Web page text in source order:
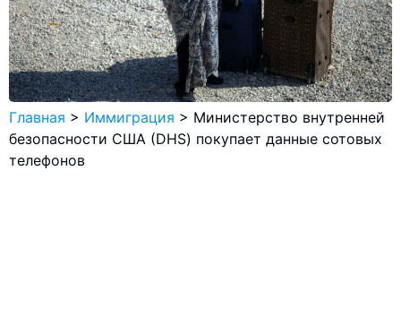
Главная > Иммиграция > Министерство внутренней
безопасности США (DHS) покупает данные сотовых
телефонов